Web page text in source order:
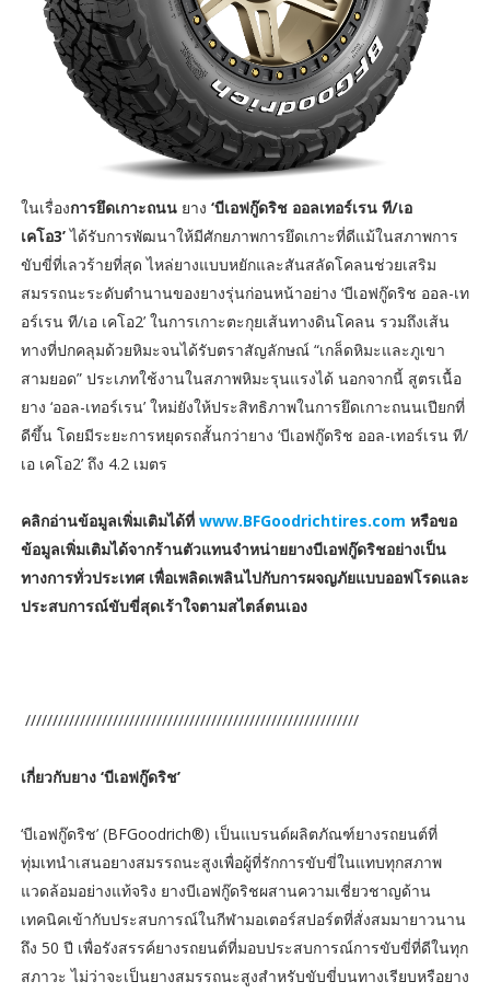
ในเรื่องการยึดเกาะถนนยาง ‘บีเอฟกู๊ดริช ออลเทอร์เรน ที/เอ
เคโอ3’ได้รับการพัฒนาให้มีศักยภาพการยึดเกาะที่ดีแม้ในสภาพการ
ขับขี่ที่เลวร้ายที่สุด ไหล่ยางแบบหยักและสันสลัดโคลนช่วยเสริม
สมรรถนะระดับตำนานของยางรุ่นก่อนหน้าอย่าง ‘บีเอฟกู๊ดริช ออล-เท
อร์เรน ที/เอ เคโอ2’ ในการเกาะตะกุยเส้นทางดินโคลน รวมถึงเส้น
ทางที่ปกคลุมด้วยหิมะจนได้รับตราสัญลักษณ์ “เกล็ดหิมะและภูเขา
สามยอด” ประเภทใช้งานในสภาพหิมะรุนแรงได้ นอกจากนี้ สูตรเนื้อ
ยาง ‘ออล-เทอร์เรน’ ใหม่ยังให้ประสิทธิภาพในการยึดเกาะถนนเปียกที่
ดีขึ้น โดยมีระยะการหยุดรถสั้นกว่ายาง ‘บีเอฟกู๊ดริช ออล-เทอร์เรน ที/
เอ เคโอ2’ ถึง 4.2 เมตร
คลิกอ่านข้อมูลเพิ่มเติมได้ที่ www.BFGoodrichtires.com หรือขอ
ข้อมูลเพิ่มเติมได้จากร้านตัวแทนจำหน่ายยางบีเอฟกู๊ดริชอย่างเป็น
ทางการทั่วประเทศ เพื่อเพลิดเพลินไปกับการผจญภัยแบบออฟโรดและ
ประสบการณ์ขับขี่สุดเร้าใจตามสไตล์ตนเอง
/////////////////////////////////////////////////////////////
เกี่ยวกับยาง ‘บีเอฟกู๊ดริช’
‘บีเอฟกู๊ดริช’ (BFGoodrich®) เป็นแบรนด์ผลิตภัณฑ์ยางรถยนต์ที่
ทุ่มเทนำเสนอยางสมรรถนะสูงเพื่อผู้ที่รักการขับขี่ในแทบทุกสภาพ
แวดล้อมอย่างแท้จริง ยางบีเอฟกู๊ดริชผสานความเชี่ยวชาญด้าน
เทคนิคเข้ากับประสบการณ์ในกีฬามอเตอร์สปอร์ตที่สั่งสมมายาวนาน
ถึง 50 ปี เพื่อรังสรรค์ยางรถยนต์ที่มอบประสบการณ์การขับขี่ที่ดีในทุก
สภาวะ ไม่ว่าจะเป็นยางสมรรถนะสูงสำหรับขับขี่บนทางเรียบหรือยาง